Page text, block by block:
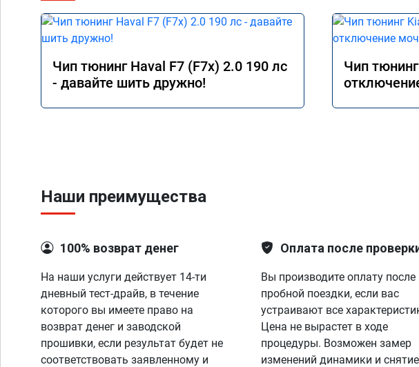
Чип тюнинг Haval F7 (F7x) 2.0 190 лс
- давайте шить дружно!
Чип
Наши преимущества
100% возврат денег
На наши услуги действует 14-ти
дневный тест-драйв, в течение
которого вы имеете право на
возврат денег и заводской
прошивки, если результат будет не
соответствовать заявленному и
Оплата после
Вы производите оплату после
пробной поездки, если вас
устраивают все
Цена не вырастет в ходе
процедуры. Возможен замер
изменений динамики и снятие